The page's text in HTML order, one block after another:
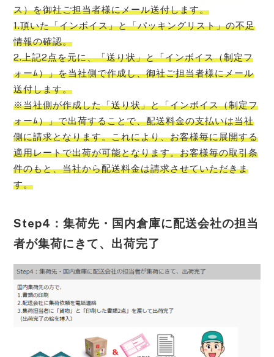
ス）を御社ご担当者様にメール送付します。
1.頂いた「インボイス」と「パッキングリスト」の不足
情報の確認。
2.上記2点を元に、「送り状」と「インボイス（制定フ
ォーﾑ）」を当社側で作成し、御社ご担当者様にメール
送付します。
※当社側が作成した「送り状」と「インボイス（制定フ
ォーﾑ）」で出荷することで、配送料金の支払いは当社
側に請求となります。これにより、お客様毎に展開する
適用レートで出荷が可能となります。お客様毎の取引条
件のもと、当社から配送料金は請求させていただきま
す。
Step4：集荷先・国内倉庫に配送会社の担当
者が集荷にきて、出荷完了